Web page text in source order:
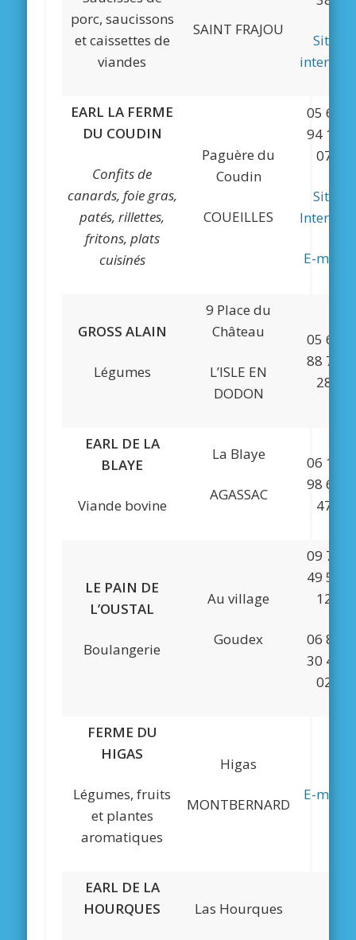
porc, saucissons
et caissettes de
viandes
SAINT FRAJOU
Site
internet
EARL LA FERME
DU COUDIN
Confits de
canards, foie gras,
patés, rillettes,
fritons, plats
cuisinés
Paguère du
Coudin
COUEILLES
05 61
94 12
07
Site
Internet
E-mail
GROSS ALAIN
Légumes
9 Place du
Château
L’ISLE EN
DODON
05 61
88 76
28
EARL DE LA
BLAYE
Viande bovine
La Blaye
AGASSAC
06 18
98 64
47
LE PAIN DE
L’OUSTAL
Boulangerie
Au village
Goudex
09 71
49 51
12
06 83
30 45
02
FERME DU
HIGAS
Légumes, fruits
et plantes
aromatiques
Higas
MONTBERNARD
E-mail
EARL DE LA
HOURQUES
Las Hourques